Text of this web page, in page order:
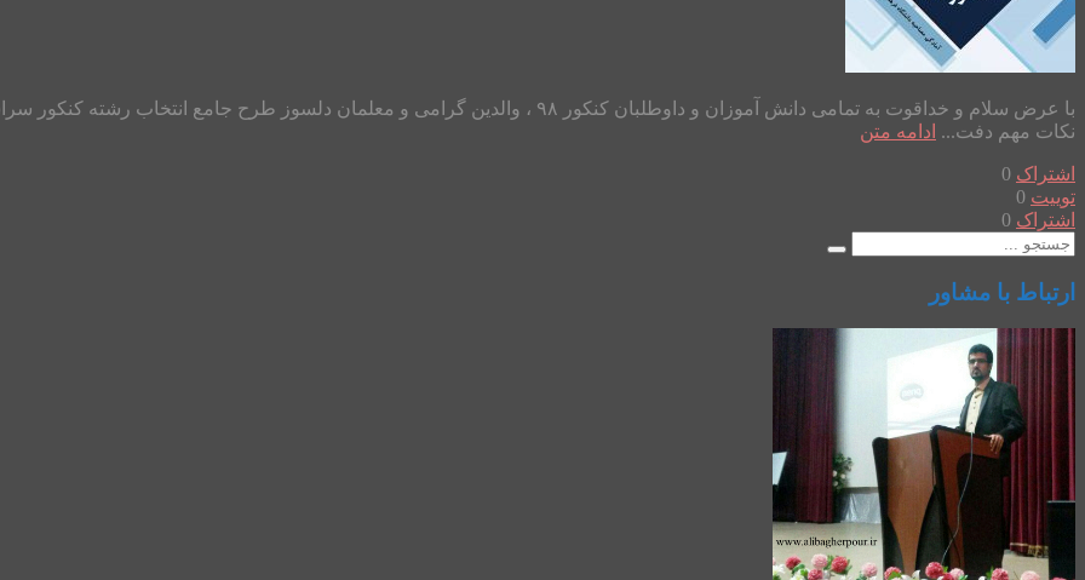
با عرض سلام و خداقوت به تمامی دانش آموزان و داوطلبان کنکور ۹۸ ، والدین گرامی و معلمان
نکات مهم دفت... ادامه متن
اشتراک 0
توییت 0
اشتراک 0
ارتباط با مشاور